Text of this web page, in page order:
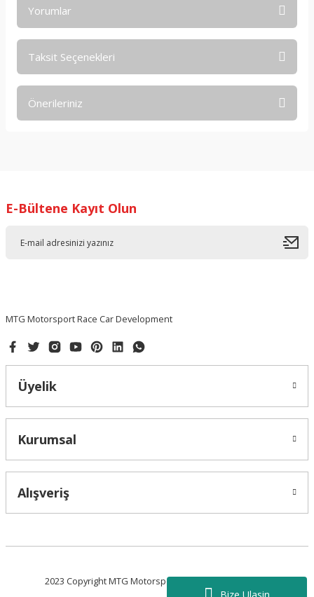
Bize Ulasin
Yorumlar
Taksit Seçenekleri
Önerileriniz
Ürün resmi kalitesiz, bozuk veya görüntülenemiyor.
E-Bültene Kayıt Olun
MTG Motorsport Race Car Development
Üyelik
Kurumsal
Alışveriş
2023 Copyright MTG Motorsport - Tüm Hakları Saklıdır.